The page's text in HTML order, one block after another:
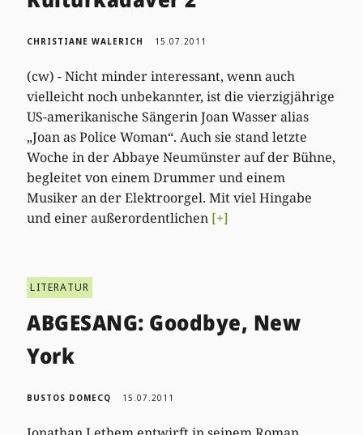
CHRISTIANE WALERICH 15.07.2011
(cw) - Nicht minder interessant, wenn auch
vielleicht noch unbekannter, ist die vierzigjährige
US-amerikanische Sängerin Joan Wasser alias
„Joan as Police Woman“. Auch sie stand letzte
Woche in der Abbaye Neumünster auf der Bühne,
begleitet von einem Drummer und einem
Musiker an der Elektroorgel. Mit viel Hingabe
und einer außerordentlichen [+]
LITERATUR
ABGESANG: Goodbye, New
York
BUSTOS DOMECQ 15.07.2011